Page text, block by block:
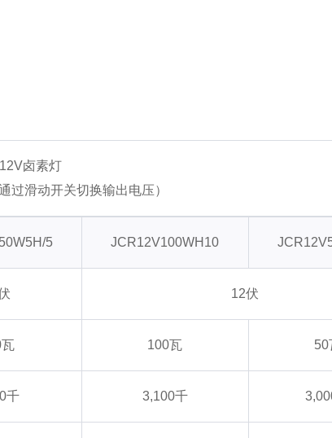
卤素灯
通过滑动开关切换输出电压）
5 JCR12V100WH10
12伏
100瓦 50
千 3,100千